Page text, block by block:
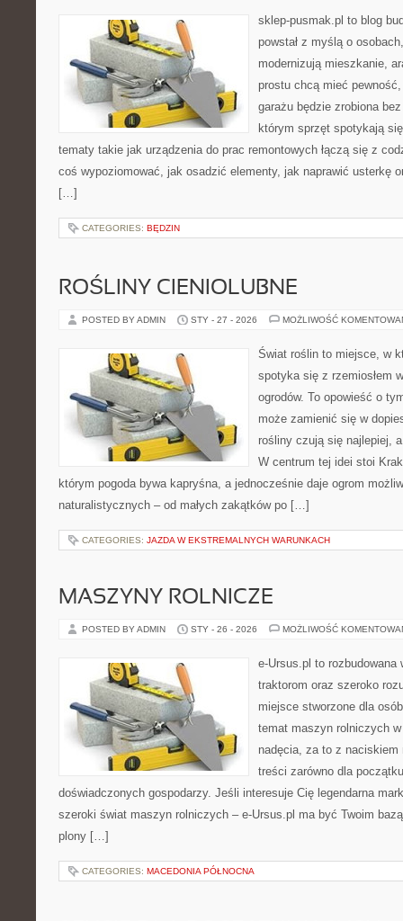
sklep-pusmak.pl to blog
powstał z myślą o
modernizują mieszkanie,
prostu chcą mieć
garażu będzie zrobiona
którym sprzęt spotykają
tematy takie jak urządzenia do prac remontowych łączą się z
coś wypoziomować, jak osadzić elementy, jak naprawić usterkę
[…]
CATEGORIES: BĘDZIN
ROŚLINY CIENIOLUBNE
POSTED BY ADMIN STY - 27 - 2026 MOŻLIWOŚĆ
Świat roślin to miejsce, w
spotyka się z rzemiosłem
ogrodów. To opowieść o
może zamienić się w
rośliny czują się najlepiej,
W centrum tej idei stoi
którym pogoda bywa kapryśna, a jednocześnie daje ogrom
naturalistycznych – od małych zakątków po […]
CATEGORIES: JAZDA W EKSTREMALNYCH WARUNKACH
MASZYNY ROLNICZE
POSTED BY ADMIN STY - 26 - 2026 MOŻLIWOŚĆ
e-Ursus.pl to rozbudowana
traktorom oraz szeroko
miejsce stworzone dla
temat maszyn rolniczych
nadęcia, za to z
treści zarówno dla
doświadczonych gospodarzy. Jeśli interesuje Cię legendarna
szeroki świat maszyn rolniczych – e-Ursus.pl ma być Twoim
plony […]
CATEGORIES: MACEDONIA PÓŁNOCNA